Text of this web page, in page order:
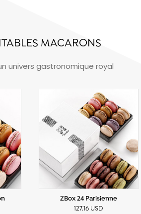
MACARONS
univers gastronomique royal
ZBox 24 Parisienne
127.16 USD